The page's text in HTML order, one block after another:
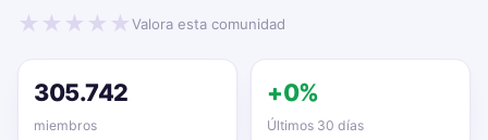
★ ★ ★ ★ ★Valora esta comunidad
305.742
miembros
+0%
Últimos 30 días